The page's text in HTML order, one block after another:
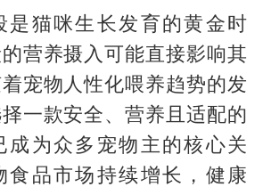
猫咪生长发育的黄金时
营养摄入可能直接影响其
宠物人性化喂养趋势的发
一款安全、营养且适配的
成为众多宠物主的核心关
食品市场持续增长，健康